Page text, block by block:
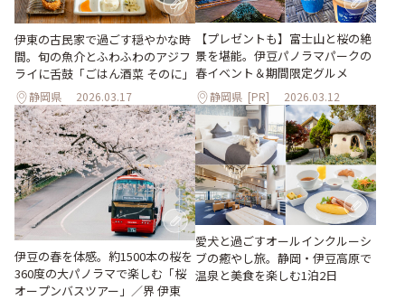
伊東の古民家で過ごす穏やかな時
間。旬の魚介とふわふわのアジフ
ライに舌鼓「ごはん酒菜 そのに」
静岡県 2026.03.17
【プレゼントも】富士山と桜の絶
景を堪能。伊豆パノラマパークの
春イベント＆期間限定グルメ
静岡県 [PR] 2026.03.12
伊豆の春を体感。約1500本の桜を
360度の大パノラマで楽しむ「桜
オープンバスツアー」／界 伊東
愛犬と過ごすオールインクルーシ
ブの癒やし旅。静岡・伊豆高原で
温泉と美食を楽しむ1泊2日